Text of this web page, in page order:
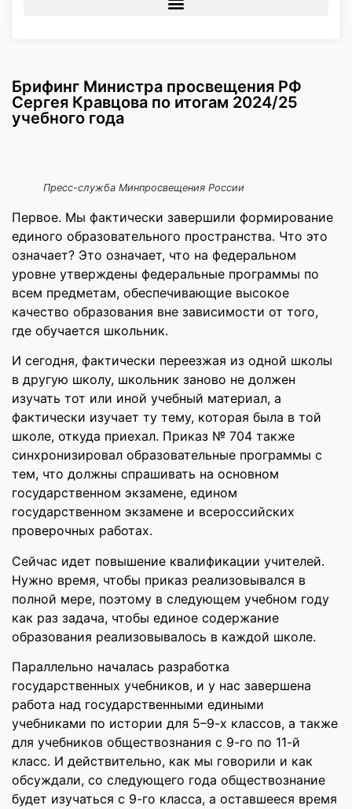
Брифинг Министра просвещения РФ
Сергея Кравцова по итогам 2024/25
учебного года
Пресс-служба Минпросвещения России
Первое. Мы фактически завершили формирование
единого образовательного пространства. Что это
означает? Это означает, что на федеральном
уровне утверждены федеральные программы по
всем предметам, обеспечивающие высокое
качество образования вне зависимости от того,
где обучается школьник.
И сегодня, фактически переезжая из одной школы
в другую школу, школьник заново не должен
изучать тот или иной учебный материал, а
фактически изучает ту тему, которая была в той
школе, откуда приехал. Приказ № 704 также
синхронизировал образовательные программы с
тем, что должны спрашивать на основном
государственном экзамене, едином
государственном экзамене и всероссийских
проверочных работах.
Сейчас идет повышение квалификации учителей.
Нужно время, чтобы приказ реализовывался в
полной мере, поэтому в следующем учебном году
как раз задача, чтобы единое содержание
образования реализовывалось в каждой школе.
Параллельно началась разработка
государственных учебников, и у нас завершена
работа над государственными едиными
учебниками по истории для 5–9-х классов, а также
для учебников обществознания с 9-го по 11-й
класс. И действительно, как мы говорили и как
обсуждали, со следующего года обществознание
будет изучаться с 9-го класса, а оставшееся время